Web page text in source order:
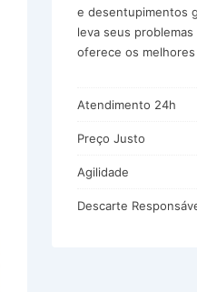
e desentupimentos
leva seus
oferece os
Atendimento 24h
Preço Justo
Agilidade
Descarte